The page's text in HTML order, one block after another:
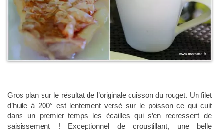
Gros plan sur le résultat de l’originale cuisson du rouget. Un filet
d’huile à 200° est lentement versé sur le poisson ce qui cuit
dans un premier temps les écailles qui s’en redressent de
saisissement ! Exceptionnel de croustillant, une belle